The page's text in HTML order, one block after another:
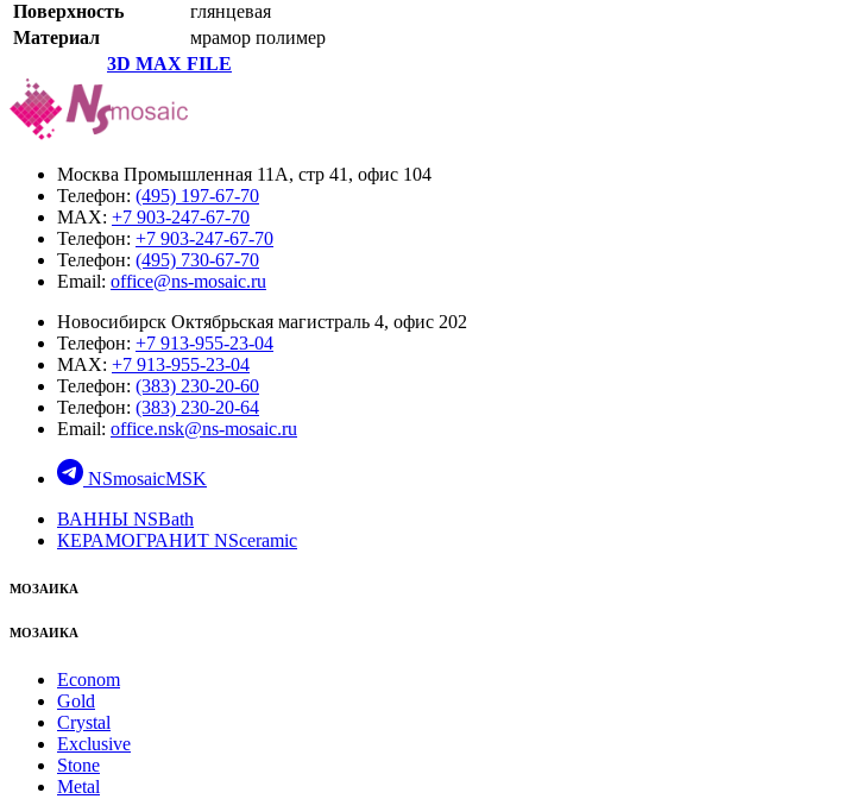
Поверхность
глянцевая
Материал
мрамор полимер
3D MAX FILE
Москва Промышленная 11А, стр 41, офис 104
Телефон: (495) 197-67-70
MAX: +7 903-247-67-70
Телефон: +7 903-247-67-70
Телефон: (495) 730-67-70
Email: office@ns-mosaic.ru
Новосибирск Октябрьская магистраль 4, офис 202
Телефон: +7 913-955-23-04
MAX: +7 913-955-23-04
Телефон: (383) 230-20-60
Телефон: (383) 230-20-64
Email: office.nsk@ns-mosaic.ru
NSmosaicMSK
ВАННЫ NSBath
КЕРАМОГРАНИТ NSceramic
МОЗАИКА
МОЗАИКА
Econom
Gold
Crystal
Exclusive
Stone
Metal